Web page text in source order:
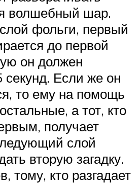
волшебный шар.
фольги, первый
до первой
он должен
секунд. Если же он
то ему на помощь
а тот, кто
получает
слой
вторую загадку.
тому, кто разгадает